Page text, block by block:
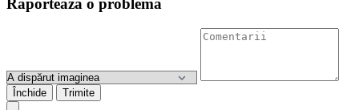
Raportează o problemă
Închide Trimite